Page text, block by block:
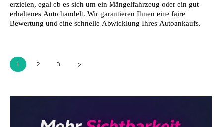
erzielen, egal ob es sich um ein Mängelfahrzeug oder ein gut
erhaltenes Auto handelt. Wir garantieren Ihnen eine faire
Bewertung und eine schnelle Abwicklung Ihres Autoankaufs.
1 2 3